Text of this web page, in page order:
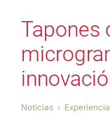
Tapones
Noticias